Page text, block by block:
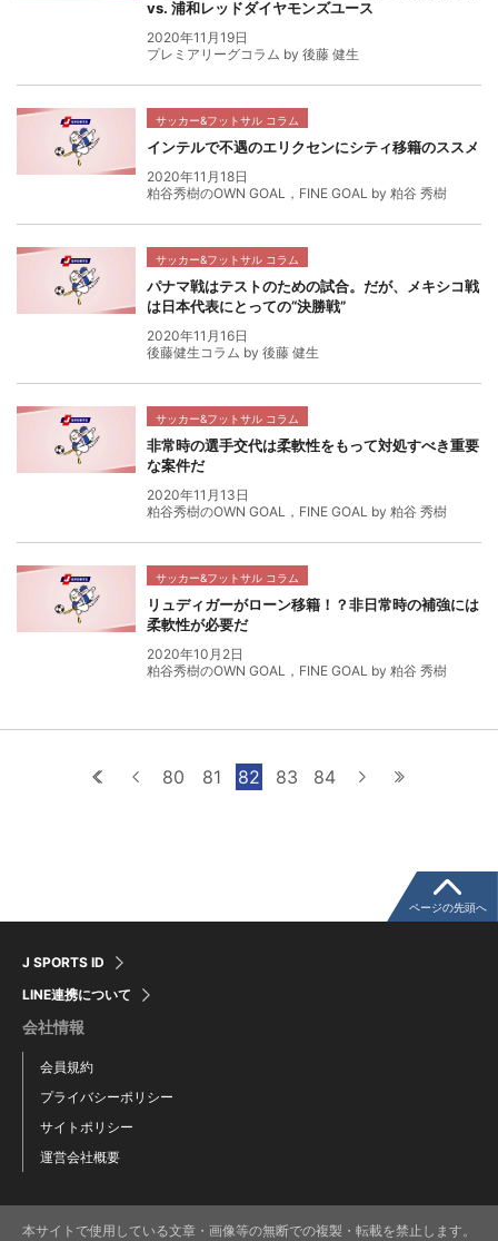
vs. 浦和レッドダイヤモンズユース
2020年11月19日
プレミアリーグコラム by 後藤 健生
サッカー&フットサル コラム
インテルで不遇のエリクセンにシティ移籍のススメ
2020年11月18日
粕谷秀樹のOWN GOAL，FINE GOAL by 粕谷 秀樹
サッカー&フットサル コラム
パナマ戦はテストのための試合。だが、メキシコ戦
は日本代表にとっての“決勝戦”
2020年11月16日
後藤健生コラム by 後藤 健生
サッカー&フットサル コラム
非常時の選手交代は柔軟性をもって対処すべき重要
な案件だ
2020年11月13日
粕谷秀樹のOWN GOAL，FINE GOAL by 粕谷 秀樹
サッカー&フットサル コラム
リュディガーがローン移籍！？非日常時の補強には
柔軟性が必要だ
2020年10月2日
粕谷秀樹のOWN GOAL，FINE GOAL by 粕谷 秀樹
最初へ前へ
80 81 82 83 84 次へ
J SPORTS ID
LINE連携について
会社情報
会員規約
プライバシーポリシー
サイトポリシー
運営会社概要
ページの先頭へ
本サイトで使用している文章・画像等の無断での複製・転載を禁止します。